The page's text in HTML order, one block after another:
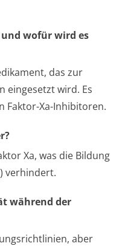
wofür wird es
das zur
eingesetzt wird. Es
Faktor-Xa-Inhibitoren.
Xa, was die Bildung
verhindert.
während der
aber